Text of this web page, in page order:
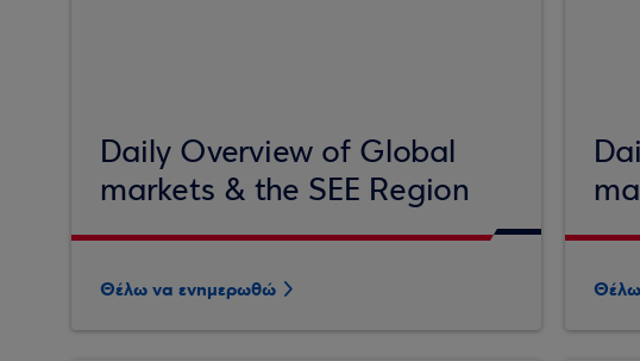
Daily Overview of Global
markets & the SEE Region
Θέλω να ενημερωθώ